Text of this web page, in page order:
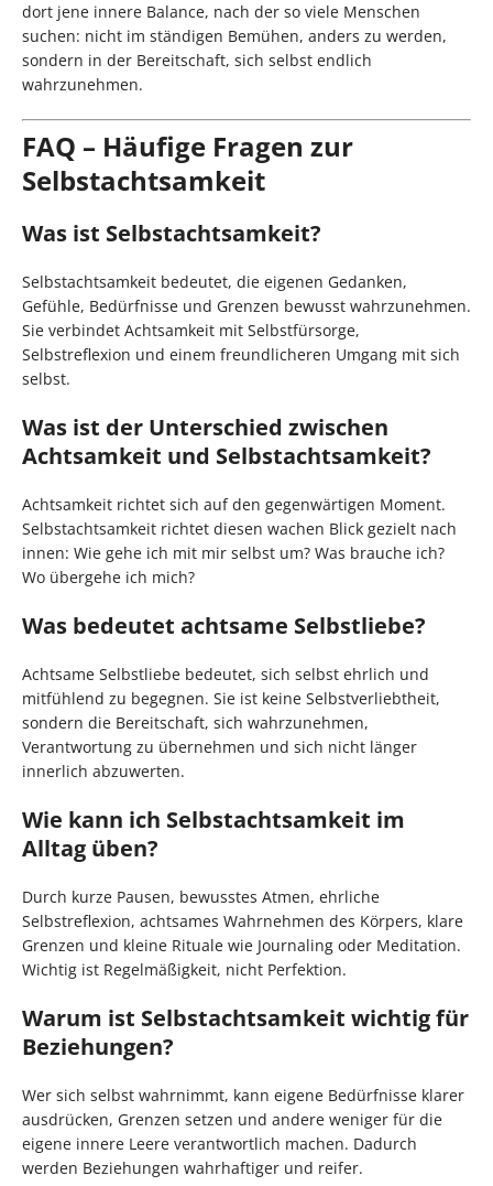
dort jene innere Balance, nach der so viele Menschen
suchen: nicht im ständigen Bemühen, anders zu werden,
sondern in der Bereitschaft, sich selbst endlich
wahrzunehmen.
FAQ – Häufige Fragen zur
Selbstachtsamkeit
Was ist Selbstachtsamkeit?
Selbstachtsamkeit bedeutet, die eigenen Gedanken,
Gefühle, Bedürfnisse und Grenzen bewusst wahrzunehmen.
Sie verbindet Achtsamkeit mit Selbstfürsorge,
Selbstreflexion und einem freundlicheren Umgang mit sich
selbst.
Was ist der Unterschied zwischen
Achtsamkeit und Selbstachtsamkeit?
Achtsamkeit richtet sich auf den gegenwärtigen Moment.
Selbstachtsamkeit richtet diesen wachen Blick gezielt nach
innen: Wie gehe ich mit mir selbst um? Was brauche ich?
Wo übergehe ich mich?
Was bedeutet achtsame Selbstliebe?
Achtsame Selbstliebe bedeutet, sich selbst ehrlich und
mitfühlend zu begegnen. Sie ist keine Selbstverliebtheit,
sondern die Bereitschaft, sich wahrzunehmen,
Verantwortung zu übernehmen und sich nicht länger
innerlich abzuwerten.
Wie kann ich Selbstachtsamkeit im
Alltag üben?
Durch kurze Pausen, bewusstes Atmen, ehrliche
Selbstreflexion, achtsames Wahrnehmen des Körpers, klare
Grenzen und kleine Rituale wie Journaling oder Meditation.
Wichtig ist Regelmäßigkeit, nicht Perfektion.
Warum ist Selbstachtsamkeit wichtig für
Beziehungen?
Wer sich selbst wahrnimmt, kann eigene Bedürfnisse klarer
ausdrücken, Grenzen setzen und andere weniger für die
eigene innere Leere verantwortlich machen. Dadurch
werden Beziehungen wahrhaftiger und reifer.